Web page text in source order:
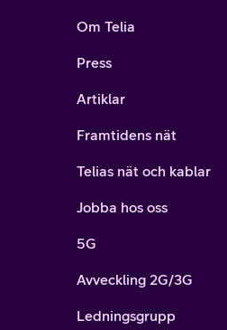
Om Telia
Press
Artiklar
Framtidens nät
Telias nät och kablar
Jobba hos oss
5G
Avveckling 2G/3G
Ledningsgrupp